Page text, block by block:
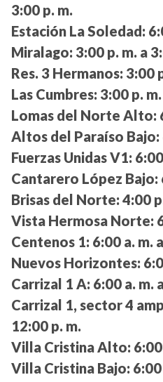
3:00 p. m.
Estación La Soledad:
Miralago: 3:00 p. m. a
Res. 3 Hermanos: 3:00
Las Cumbres: 3:00 p.
Lomas del Norte Alto:
Altos del Paraíso Bajo:
Fuerzas Unidas V1:
Cantarero López Bajo:
Brisas del Norte: 4:00
Vista Hermosa Norte:
Centenos 1: 6:00 a. m.
Nuevos Horizontes:
Carrizal 1 A: 6:00 a. m.
Carrizal 1, sector 4
12:00 p. m.
Villa Cristina Alto:
Villa Cristina Bajo: